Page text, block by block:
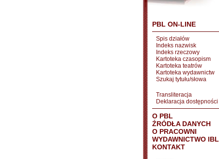
PBL ON-LINE
Spis działów
Indeks nazwisk
Indeks rzeczowy
Kartoteka czasopism
Kartoteka teatrów
Kartoteka wydawnictw
Szukaj tytułu/słowa
Transliteracja
Deklaracja dostępności
O PBL
ŹRÓDŁA DANYCH
O PRACOWNI
WYDAWNICTWO IBL
KONTAKT